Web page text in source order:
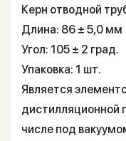
Керн отводной
Длина: 86 ± 5,0 мм
Угол: 105 ± 2 град.
Упаковка: 1 шт.
Является
дистилляционной
числе под